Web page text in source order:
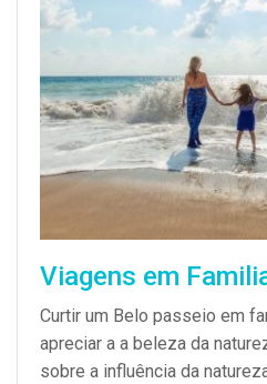
Viagens em
Curtir um Belo passeio em
apreciar a a beleza da
sobre a influência da